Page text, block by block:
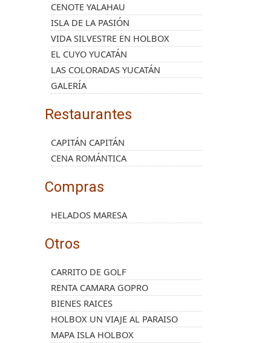
CENOTE YALAHAU
ISLA DE LA PASIÓN
VIDA SILVESTRE EN HOLBOX
EL CUYO YUCATÁN
LAS COLORADAS YUCATÁN
GALERÍA
Restaurantes
CAPITÁN CAPITÁN
CENA ROMÁNTICA
Compras
HELADOS MARESA
Otros
CARRITO DE GOLF
RENTA CAMARA GOPRO
BIENES RAICES
HOLBOX UN VIAJE AL PARAISO
MAPA ISLA HOLBOX